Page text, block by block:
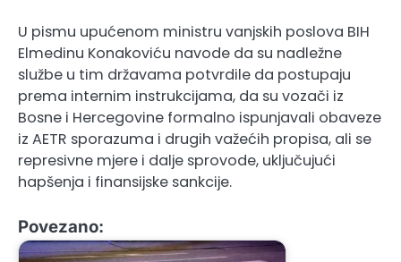
U pismu upućenom ministru vanjskih poslova BIH
Elmedinu Konakoviću navode da su nadležne
službe u tim državama potvrdile da postupaju
prema internim instrukcijama, da su vozači iz
Bosne i Hercegovine formalno ispunjavali obaveze
iz AETR sporazuma i drugih važećih propisa, ali se
represivne mjere i dalje sprovode, uključujući
hapšenja i finansijske sankcije.
Povezano: